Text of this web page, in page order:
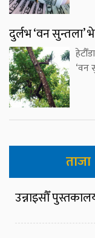
दुर्लभ ‘वन सुन्तला’
‘वन
ताजा
उन्नाइसौँ